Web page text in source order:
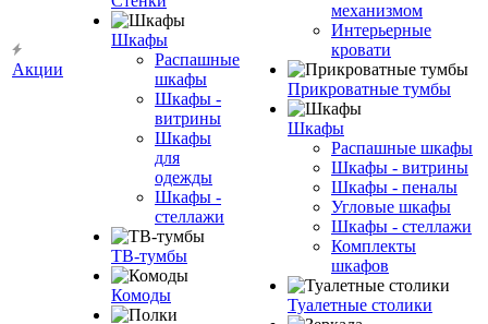
Акции
Шкафы
Распашные
шкафы
Шкафы -
витрины
Шкафы
для
одежды
Шкафы -
стеллажи
ТВ-тумбы
Комоды
механизмом
Интерьерные
кровати
Прикроватные тумбы
Шкафы
Распашные шкафы
Шкафы - витрины
Шкафы - пеналы
Угловые шкафы
Шкафы - стеллажи
Комплекты
шкафов
Туалетные столики